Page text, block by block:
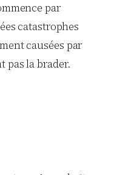
par
catastrophes
causées par
pas la brader.